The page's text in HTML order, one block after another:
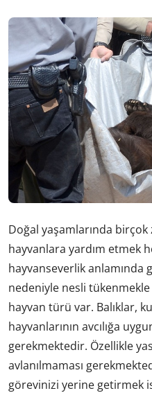
Doğal yaşamlarında birçok
hayvanlara yardım etmek
hayvanseverlik anlamında
nedeniyle nesli tükenmekle
hayvan türü var. Balıklar,
hayvanlarının avcılığa
gerekmektedir. Özellikle
avlanılmaması
görevinizi yerine getirmek